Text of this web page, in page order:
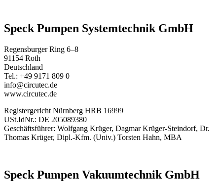
Speck Pumpen Systemtechnik GmbH
Regensburger Ring 6–8
91154 Roth
Deutschland
Tel.: +49 9171 809 0
info@circutec.de
www.circutec.de
Registergericht Nürnberg HRB 16999
USt.IdNr.: DE 205089380
Geschäftsführer: Wolfgang Krüger, Dagmar Krüger-Steindorf, Dr.
Thomas Krüger, Dipl.-Kfm. (Univ.) Torsten Hahn, MBA
Speck Pumpen Vakuumtechnik GmbH